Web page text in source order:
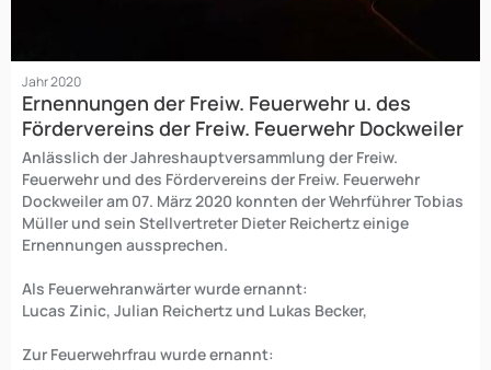
Jahr 2020
Ernennungen der Freiw. Feuerwehr u. des
Fördervereins der Freiw. Feuerwehr Dockweiler
Anlässlich der Jahreshauptversammlung der Freiw.
Feuerwehr und des Fördervereins der Freiw. Feuerwehr
Dockweiler am 07. März 2020 konnten der Wehrführer Tobias
Müller und sein Stellvertreter Dieter Reichertz einige
Ernennungen aussprechen.
Als Feuerwehranwärter wurde ernannt:
Lucas Zinic, Julian Reichertz und Lukas Becker,
Zur Feuerwehrfrau wurde ernannt: